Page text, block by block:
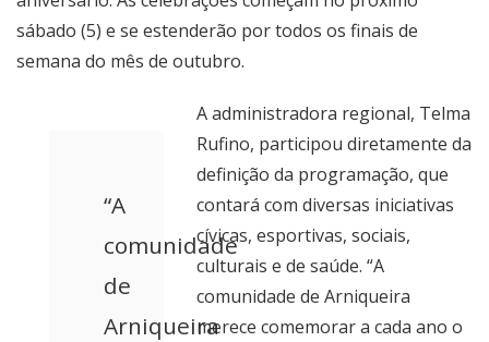
sábado (5) e se estenderão por todos os finais de
semana do mês de outubro.
“A
comunidade
de
Arniqueira
A administradora regional, Telma
Rufino, participou diretamente da
definição da programação, que
contará com diversas iniciativas
cívicas, esportivas, sociais,
culturais e de saúde. “A
comunidade de Arniqueira
merece comemorar a cada ano o